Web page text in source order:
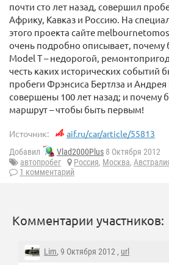
почти сто лет назад, совершил
Африку, Кавказ и Россию. На
этого проекта сайте
очень подробно описывает,
Model T – недорогой,
честь каких исторических событий
пробеги Фрэнсиса Бертлза и
совершены 100 лет назад; и почему
маршрут – чтобы быть первым!
Источник: aif.ru/car/article/55813
Добавил Vlad2000Plus 8 Октября 2012
автопробег
Россия, Москва,
1 комментарий
Комментарии участников:
Lim, 9 Октября 2012 , url